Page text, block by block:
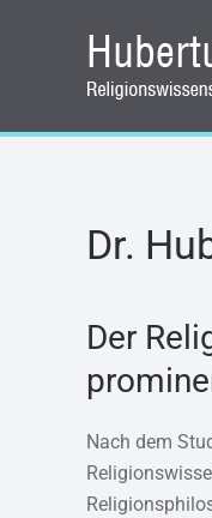
Zum Hauptinhalt
Dr.
Der
Nach dem